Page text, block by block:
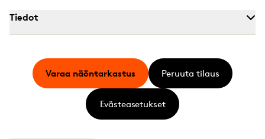
Tiedot
Varaa näöntarkastus Peruuta tilaus
Evästeasetukset